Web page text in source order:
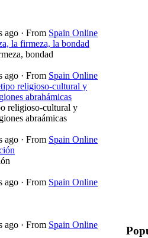
ago · From Spain Online
la firmeza, la bondad
bondad
ago · From Spain Online
religioso-cultural y
abrahámicas
religioso-cultural y
abraámicas
ago · From Spain Online
ago · From Spain Online
ago · From Spain Online